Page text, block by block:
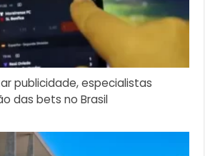
publicidade, especialistas
das bets no Brasil